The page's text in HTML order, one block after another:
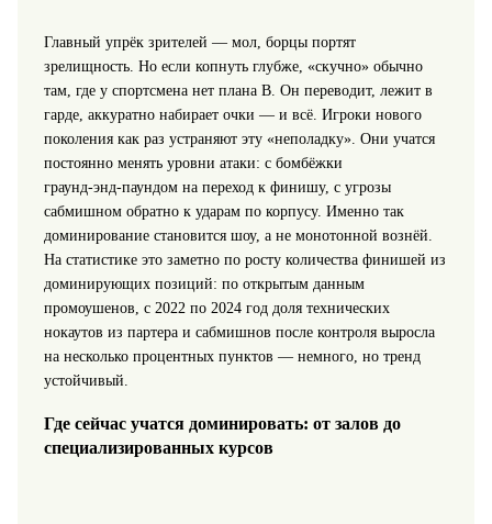
Главный упрёк зрителей — мол, борцы портят
зрелищность. Но если копнуть глубже, «скучно» обычно
там, где у спортсмена нет плана B. Он переводит, лежит в
гарде, аккуратно набирает очки — и всё. Игроки нового
поколения как раз устраняют эту «неполадку». Они учатся
постоянно менять уровни атаки: с бомбёжки
граунд‑энд‑паундом на переход к финишу, с угрозы
сабмишном обратно к ударам по корпусу. Именно так
доминирование становится шоу, а не монотонной вознёй.
На статистике это заметно по росту количества финишей из
доминирующих позиций: по открытым данным
промоушенов, с 2022 по 2024 год доля технических
нокаутов из партера и сабмишнов после контроля выросла
на несколько процентных пунктов — немного, но тренд
устойчивый.
Где сейчас учатся доминировать: от залов до
специализированных курсов